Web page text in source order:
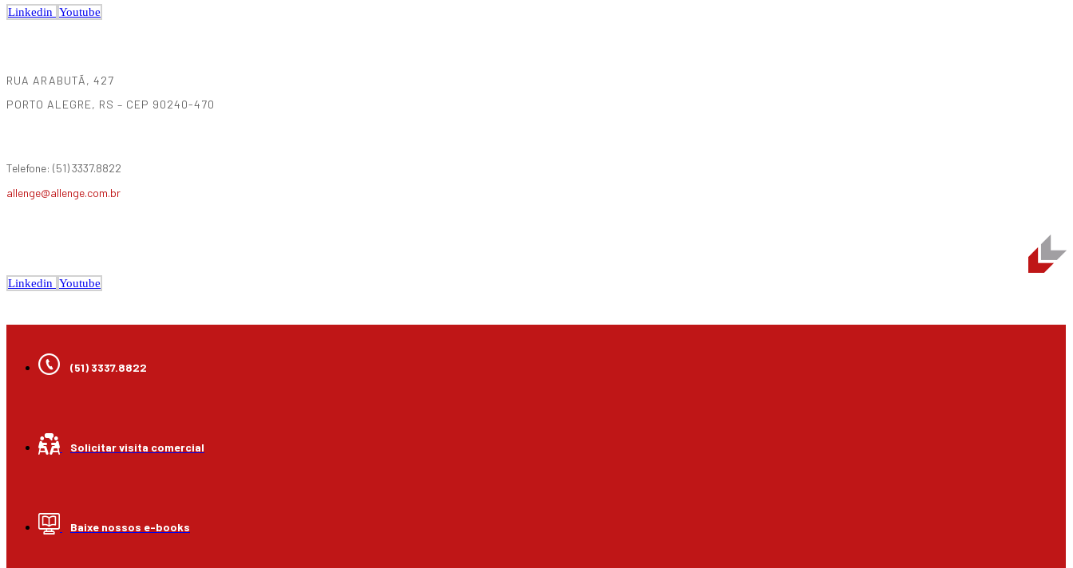
Linkedin Youtube
RUA ARABUTÃ, 427
PORTO ALEGRE, RS – CEP 90240-470
Telefone: (51) 3337.8822
allenge@allenge.com.br
Linkedin Youtube
(51) 3337.8822
Solicitar visita comercial
Baixe nossos e-books